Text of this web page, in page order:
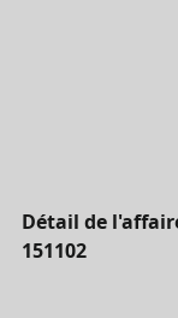
Détail de
151102